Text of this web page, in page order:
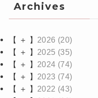
Archives
【 ＋ 】 2026 (20)
【 ＋ 】 2025 (35)
【 ＋ 】 2024 (74)
【 ＋ 】 2023 (74)
【 ＋ 】 2022 (43)